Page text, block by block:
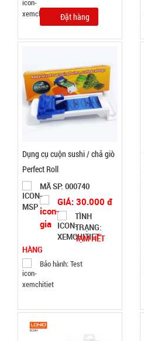
Đặt hàng
Dụng cụ cuộn sushi / chả giò
Perfect Roll
MÃ SP: 000740
GIÁ: 30.000 đ
TÌNH
TRẠNG:
TẠM HẾT
HÀNG
Bảo hành: Test